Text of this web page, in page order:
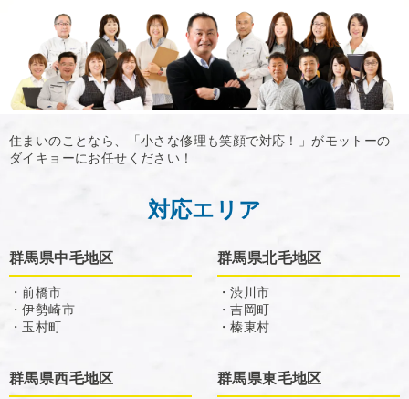
住まいのことなら、「小さな修理も笑顔で対応！」がモットーの
ダイキョーにお任せください！
対応エリア
群馬県中毛地区
・前橋市
・伊勢崎市
・玉村町
群馬県北毛地区
・渋川市
・吉岡町
・榛東村
群馬県西毛地区 群馬県東毛地区